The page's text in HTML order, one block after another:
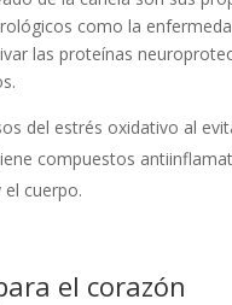
como la
las proteínas
del estrés oxidativo al
compuestos
cuerpo.
el corazón